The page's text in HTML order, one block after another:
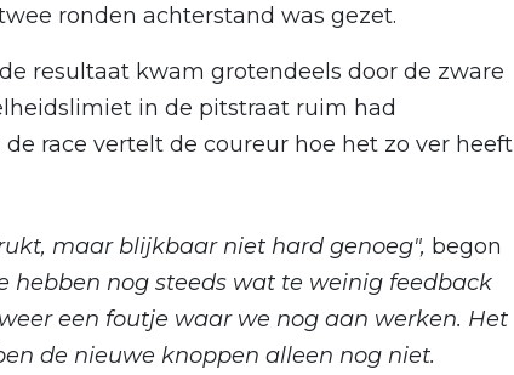
ronden achterstand was gezet.
resultaat kwam grotendeels door de zware
in de pitstraat ruim had
race vertelt de coureur hoe het zo ver heeft
maar blijkbaar niet hard genoeg", begon
hebben nog steeds wat te weinig feedback
een foutje waar we nog aan werken. Het
de nieuwe knoppen alleen nog niet.